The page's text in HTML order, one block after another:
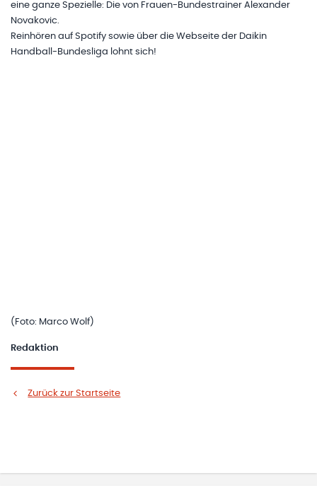
eine ganze Spezielle: Die von Frauen-Bundestrainer Alexander
Novakovic.
Reinhören auf Spotify sowie über die Webseite der Daikin
Handball-Bundesliga lohnt sich!
(Foto: Marco Wolf)
Redaktion
Zurück zur Startseite